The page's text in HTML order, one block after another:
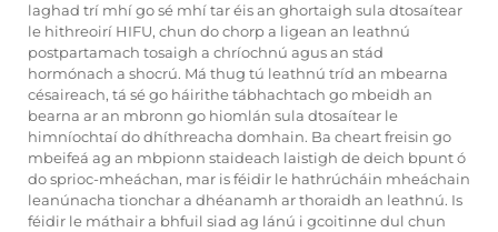
laghad trí mhí go sé mhí tar éis an ghortaigh sula dtosaítear
le hithreoirí HIFU, chun do chorp a ligean an leathnú
postpartamach tosaigh a chríochnú agus an stád
hormónach a shocrú. Má thug tú leathnú tríd an mbearna
césaireach, tá sé go háirithe tábhachtach go mbeidh an
bearna ar an mbronn go hiomlán sula dtosaítear le
himníochtaí do dhíthreacha domhain. Ba cheart freisin go
mbeifeá ag an mbpionn staideach laistigh de deich bpunt ó
do sprioc-mheáchan, mar is féidir le hathrúcháin mheáchain
leanúnacha tionchar a dhéanamh ar thoraidh an leathnú. Is
féidir le máthair a bhfuil siad ag lánú i gcoitinne dul chun